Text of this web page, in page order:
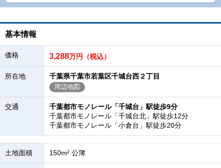
基本情報
価格 3,288万円（税込）
所在地 千葉県千葉市若葉区千城台西２丁目
周辺地図
交通
千葉都市モノレール「千城台」駅徒歩9分
千葉都市モノレール「千城台北」駅徒歩12分
千葉都市モノレール「小倉台」駅徒歩20分
土地面積 150m² 公簿